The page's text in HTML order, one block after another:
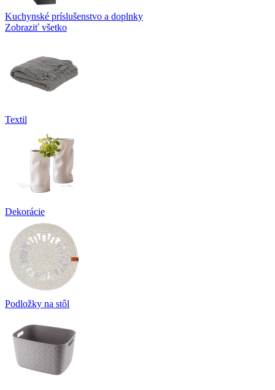
Kuchynské príslušenstvo a doplnky
Zobraziť všetko
Textil
Dekorácie
Podložky na stôl